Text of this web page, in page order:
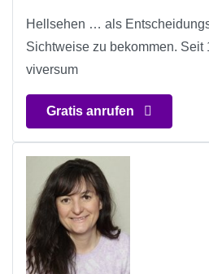
Hellsehen … als
Sichtweise zu bekommen. Seit
viversum
Gratis anrufen